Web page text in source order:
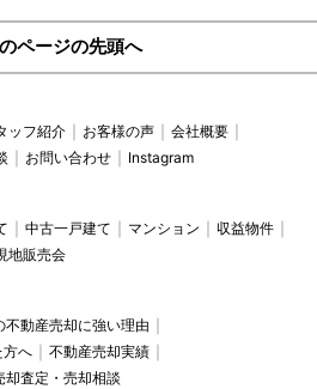
ページの先頭へ
ッフ紹介 お客様の声
会社概要
お問い合わせ Instagram
中古一戸建て マンション
収益物件
地販売会
不動産売却に強い理由
方へ
不動産売却実績
却査定・売却相談